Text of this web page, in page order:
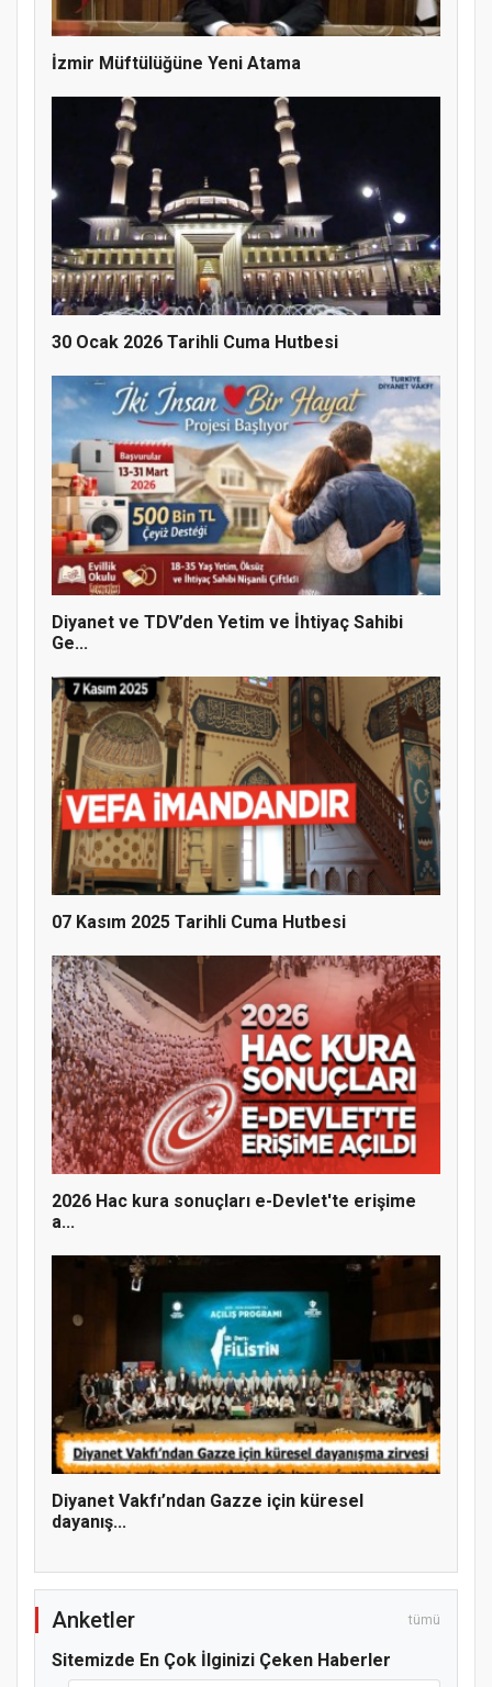
Doğanyol'da Temel Dini Bilgiler Sınavı
Gerçekleştirildi
Hz. Peygamber ve Gençlik Konferansı
İzmir Müftülüğüne Yeni Atama
30 Ocak 2026 Tarihli Cuma Hutbesi
Diyanet ve TDV’den Yetim ve İhtiyaç Sahibi
Ge...
07 Kasım 2025 Tarihli Cuma Hutbesi
2026 Hac kura sonuçları e-Devlet'te erişime
a...
Diyanet Vakfı’ndan Gazze için küresel
dayanış...
Anketler tümü
Sitemizde En Çok İlginizi Çeken Haberler